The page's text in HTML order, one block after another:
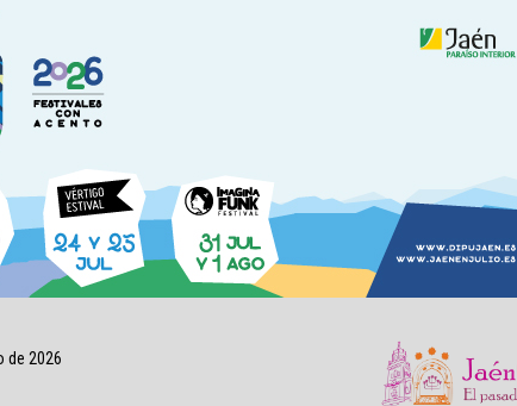
de 2026